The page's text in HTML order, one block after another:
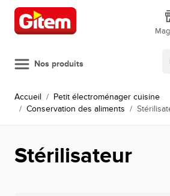
Allez au contenu
Nos produits
Accueil / Petit électroménager cuisine
/ Conservation des aliments /
Stérilisateur